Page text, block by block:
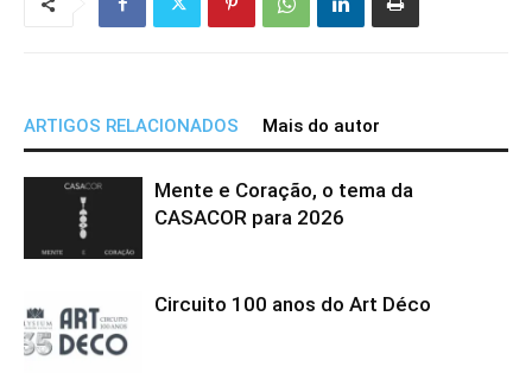
ARTIGOS RELACIONADOS Mais do autor
Mente e Coração, o tema da
CASACOR para 2026
Circuito 100 anos do Art Déco